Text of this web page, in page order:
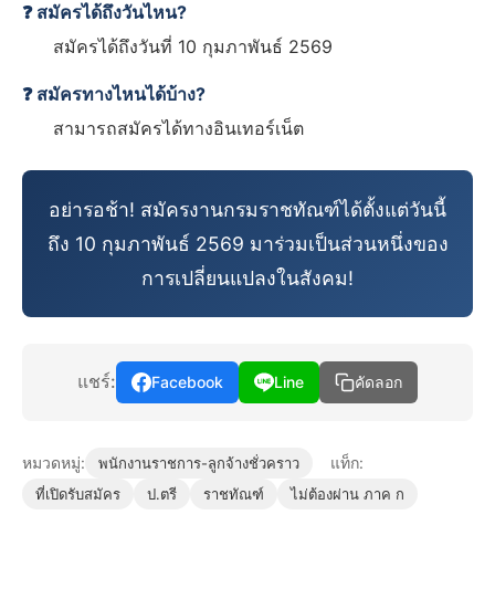
❓ สมัครได้ถึงวันไหน?
สมัครได้ถึงวันที่ 10 กุมภาพันธ์ 2569
❓ สมัครทางไหนได้บ้าง?
สามารถสมัครได้ทางอินเทอร์เน็ต
อย่ารอช้า! สมัครงานกรมราชทัณฑ์ได้ตั้งแต่วันนี้
ถึง 10 กุมภาพันธ์ 2569 มาร่วมเป็นส่วนหนึ่งของ
การเปลี่ยนแปลงในสังคม!
แชร์: Facebook Line คัดลอก
หมวดหมู่: พนักงานราชการ-ลูกจ้างชั่วคราว แท็ก:
ที่เปิดรับสมัคร ป.ตรี ราชทัณฑ์ ไม่ต้องผ่าน ภาค ก